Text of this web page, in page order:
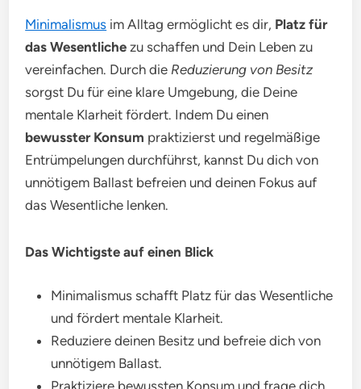
Minimalismus im Alltag ermöglicht es dir, Platz für
das Wesentliche zu schaffen und Dein Leben zu
vereinfachen. Durch die Reduzierung von Besitz
sorgst Du für eine klare Umgebung, die Deine
mentale Klarheit fördert. Indem Du einen
bewusster Konsum praktizierst und regelmäßige
Entrümpelungen durchführst, kannst Du dich von
unnötigem Ballast befreien und deinen Fokus auf
das Wesentliche lenken.
Das Wichtigste auf einen Blick
Minimalismus schafft Platz für das Wesentliche
und fördert mentale Klarheit.
Reduziere deinen Besitz und befreie dich von
unnötigem Ballast.
Praktiziere bewussten Konsum und frage dich